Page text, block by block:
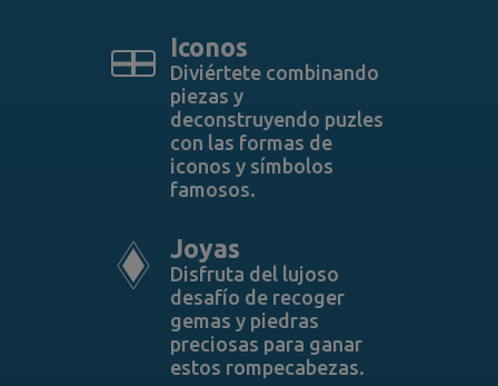
Iconos
Diviértete combinando
piezas y
deconstruyendo puzles
con las formas de
iconos y símbolos
famosos.
Joyas
Disfruta del lujoso
desafío de recoger
gemas y piedras
preciosas para ganar
estos rompecabezas.